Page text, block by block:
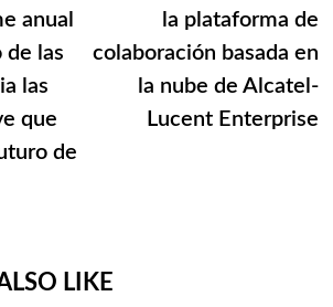
anual
de las
las
que
de
la plataforma de
colaboración basada en
la nube de Alcatel-
Lucent Enterprise
LIKE